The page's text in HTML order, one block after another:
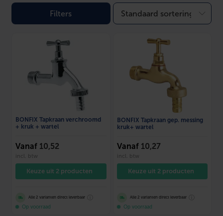
Filters
BONFIX Tapkraan verchroomd
+ kruk + wartel
Vanaf 10,52
incl. btw
Keuze uit 2 producten
Alle 2 varianten direct leverbaar
Op voorraad
BONFIX Tapkraan gep. messing
kruk+ wartel
Vanaf 10,27
incl. btw
Keuze uit 2 producten
Alle 2 varianten direct leverbaar
Op voorraad